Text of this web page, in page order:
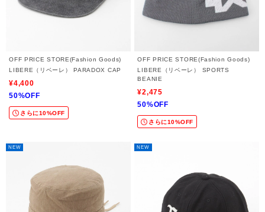
OFF PRICE STORE(Fashion Goods)
LIBERE（リベーレ） PARADOX CAP
¥4,400
50%OFF
さらに10%OFF
OFF PRICE STORE(Fashion Goods)
LIBERE（リベーレ） SPORTS
BEANIE
¥2,475
50%OFF
さらに10%OFF
NEW NEW